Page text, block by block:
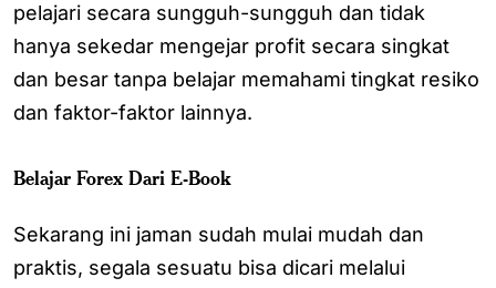
pelajari secara sungguh-sungguh dan tidak
hanya sekedar mengejar profit secara singkat
dan besar tanpa belajar memahami tingkat resiko
dan faktor-faktor lainnya.
Belajar Forex Dari E-Book
Sekarang ini jaman sudah mulai mudah dan
praktis, segala sesuatu bisa dicari melalui